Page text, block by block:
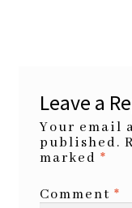
Leave a
Your email
published.
marked *
Comment *